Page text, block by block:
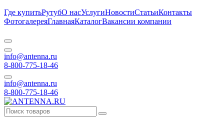
Где купитьРутубО насУслугиНовостиСтатьиКонтакты
ФотогалереяГлавнаяКаталогВакансии компании
info@antenna.ru
8-800-775-18-46
info@antenna.ru
8-800-775-18-46